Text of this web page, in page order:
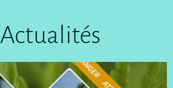
Actualités